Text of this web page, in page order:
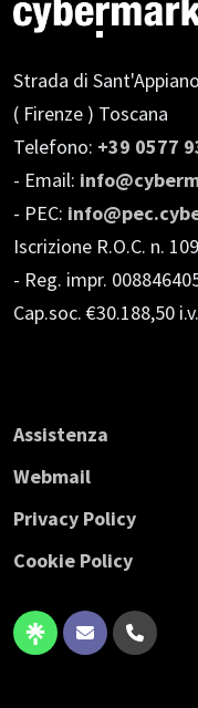
Strada di
( Firenze ) Toscana
Telefono: +39 0577
- Email:
- PEC:
Iscrizione R.O.C. n.
- Reg. impr.
Cap.soc. €30.188,50 i.v.
Assistenza
Webmail
Privacy Policy
Cookie Policy